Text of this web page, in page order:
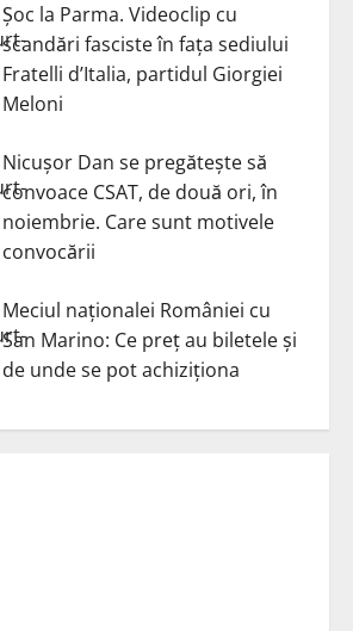
Șoc la Parma. Videoclip cu
scandări fasciste în fața sediului
Fratelli d’Italia, partidul Giorgiei
Meloni
Nicuşor Dan se pregăteşte să
convoace CSAT, de două ori, în
noiembrie. Care sunt motivele
convocării
Meciul naționalei României cu
San Marino: Ce preț au biletele și
de unde se pot achiziționa